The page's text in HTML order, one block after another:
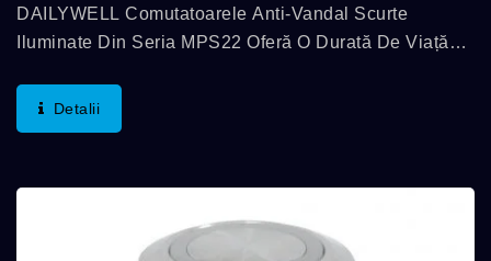
DAILYWELL Comutatoarele Anti-Vandal Scurte
Iluminate Din Seria MPS22 Oferă O Durată De Viață
De Cicluri Și O Durată Electrică De Până La 200.000...
Detalii